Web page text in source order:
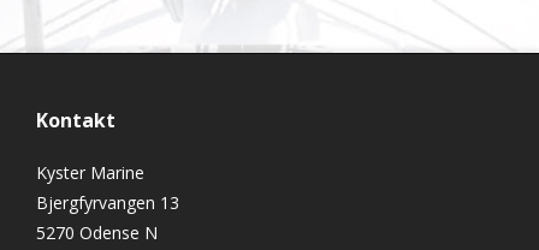
Kontakt
Kyster Marine
Bjergfyrvangen 13
5270 Odense N